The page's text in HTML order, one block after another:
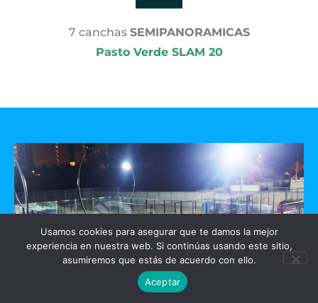
7 canchas SEMIPANORAMICAS
Pasto Verde SLAM 20
Usamos cookies para asegurar que te damos la mejor
experiencia en nuestra web. Si continúas usando este sitio,
asumiremos que estás de acuerdo con ello.
Aceptar